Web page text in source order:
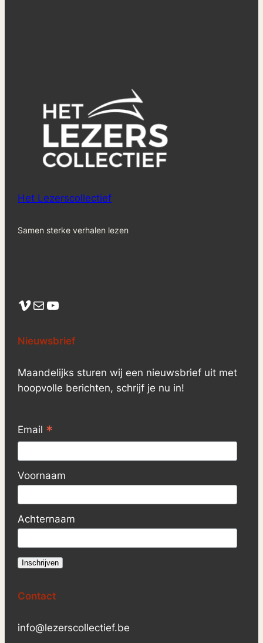
Het Lezerscollectief
Samen sterke verhalen lezen
Vimeo Mail YouTube
Nieuwsbrief
Maandelijks sturen wij een nieuwsbrief uit met
hoopvolle berichten, schrijf je nu in!
Email *
Voornaam
Achternaam
Contact
info@lezerscollectief.be